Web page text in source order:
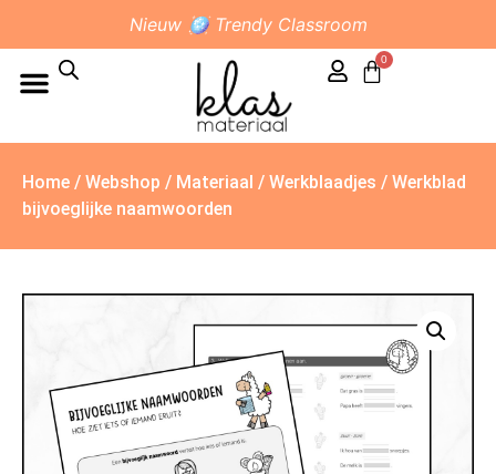
Nieuw 🪩 Trendy Classroom
0
Home / Webshop / Materiaal / Werkblaadjes / Werkblad
bijvoeglijke naamwoorden